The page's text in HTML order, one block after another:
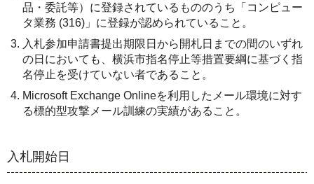
品・委託等）に登録されているもののうち「コンピュー
タ業務 (316)」に登録が認められていること。
入札参加申請書提出期限日から開札日までの間のいずれ
の日においても、横浜市指名停止等措置要綱に基づく指
名停止を受けていない者であること。
Microsoft Exchange Onlineを利用したメール環境に対す
る標的型攻撃メール訓練の実績があること。
入札開始日